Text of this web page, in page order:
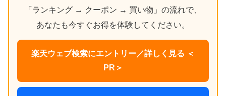
「ランキング → クーポン → 買い物」の流れで、
あなたも今すぐお得を体験してください。
楽天ウェブ検索にエントリー／詳しく見る ＜
PR＞